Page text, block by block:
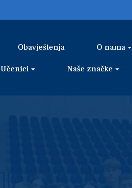
Obavještenja O nama
Učenici Naše značke